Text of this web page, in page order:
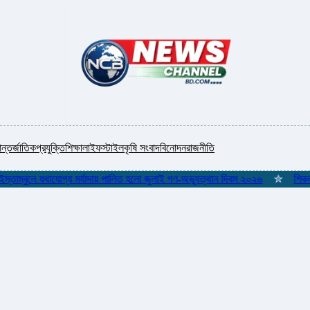
প্রযুক্তিশিক্ষালাইফস্টাইলকৃষি সংবাদবিনোদনরাজনীতি
যথাযোগ্য মর্যাদায় পালিত হলো জুলাই গণ-অভ্যুত্থান দিবস ২০২৬ ✮ শিকলমুক্ত